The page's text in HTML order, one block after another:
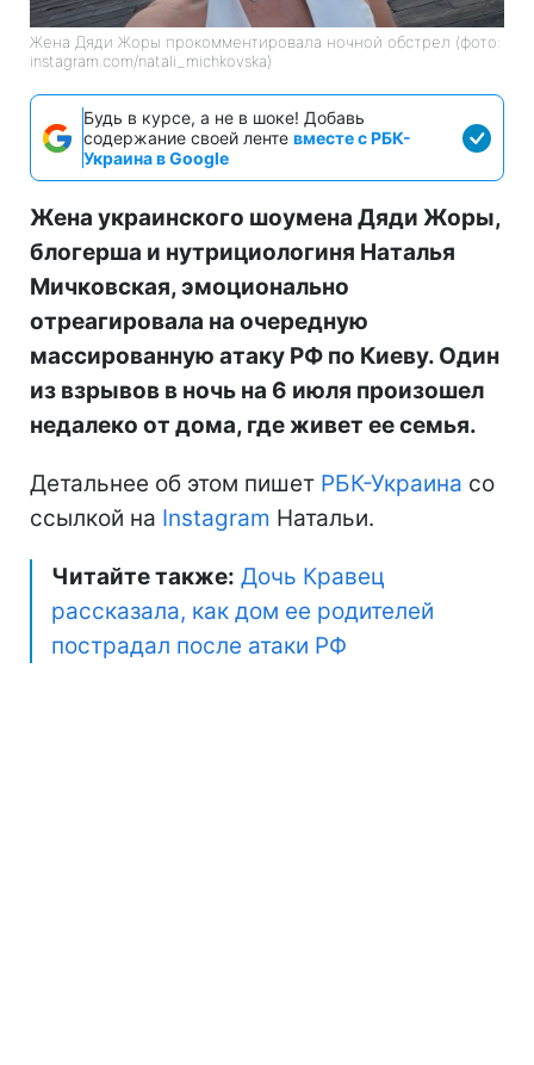
Жена Дяди Жоры прокомментировала ночной обстрел (фото:
instagram.com/natali_michkovska)
Будь в курсе, а не в шоке! Добавь
содержание своей ленте вместе с РБК-
Украина в Google
Жена украинского шоумена Дяди Жоры,
блогерша и нутрициологиня Наталья
Мичковская, эмоционально
отреагировала на очередную
массированную атаку РФ по Киеву. Один
из взрывов в ночь на 6 июля произошел
недалеко от дома, где живет ее семья.
Детальнее об этом пишет РБК-Украина со
ссылкой на Instagram Натальи.
Читайте также: Дочь Кравец
рассказала, как дом ее родителей
пострадал после атаки РФ